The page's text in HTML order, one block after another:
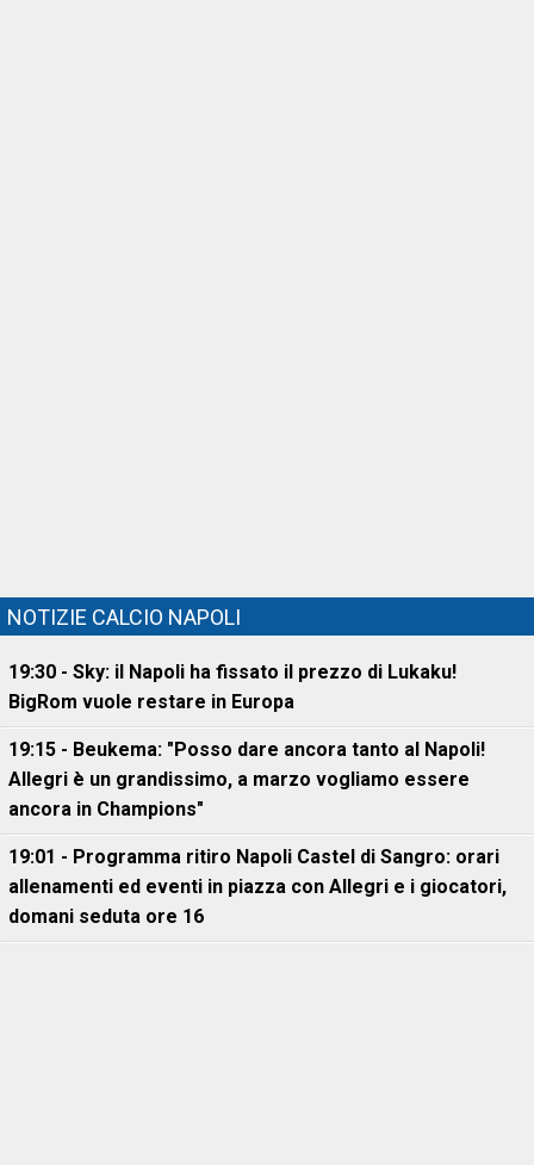
NOTIZIE CALCIO NAPOLI
19:30 - Sky: il Napoli ha fissato il prezzo di Lukaku!
BigRom vuole restare in Europa
19:15 - Beukema: "Posso dare ancora tanto al Napoli!
Allegri è un grandissimo, a marzo vogliamo essere
ancora in Champions"
19:01 - Programma ritiro Napoli Castel di Sangro: orari
allenamenti ed eventi in piazza con Allegri e i giocatori,
domani seduta ore 16